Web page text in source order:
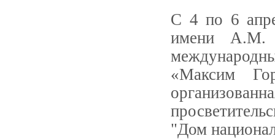
С 4 по 6
имени А.М.
«Максим
"Дом